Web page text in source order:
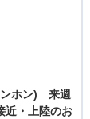
ンホン) 来週
近・上陸のお